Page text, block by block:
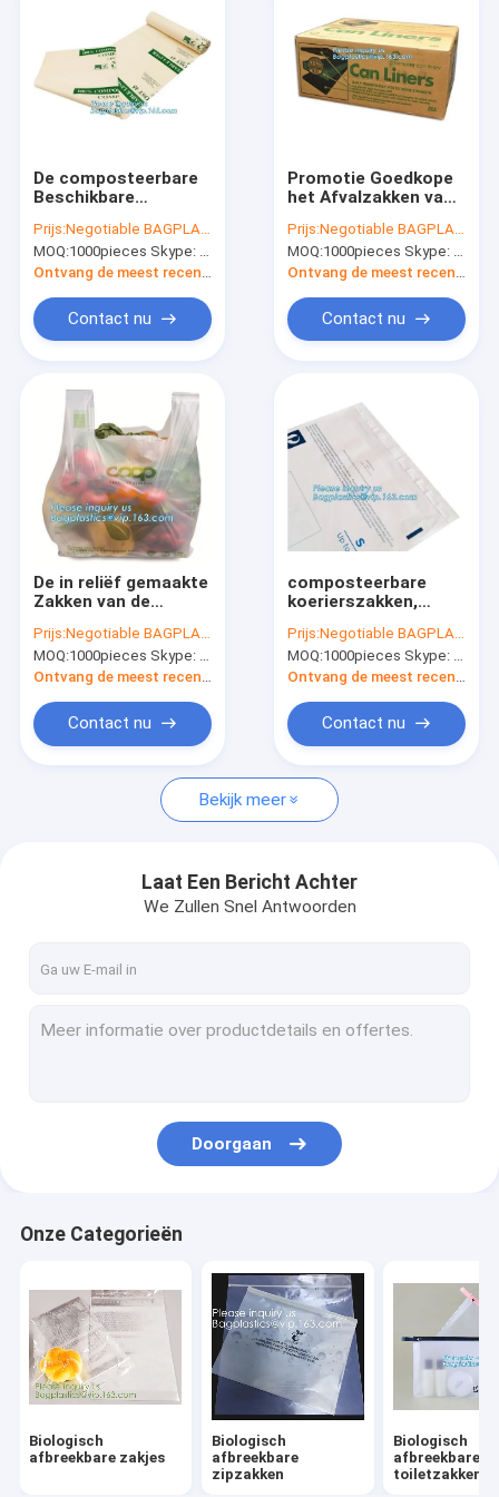
Producten
Ongeveer ons
Fabrieksreis
Verzoek om een Citaat
Biologisch afbreekbare zakjes
Biologisch afbreekbare zipzakken
Biologisch afbreekbare postzakken
Biologisch afbreekbare het Winkelen Zakken
voedsel verpakkingslevering
Herbruikbare duurzame zakken
Medisch verbruiksmateriaal
Verbruiksartikelen voor de automobielindustrie
Kraftzakken Papierdozen
De composteerbare
Beschikbare
afbreekbare Plastic
Douane drukte Vlakke
Vuilniszak,
zakken op zwaar
werk berekende 25KG
Prijs:Negotiable BAGPLASTICS@YAHOO.COM
MOQ:1000pieces Skype: mydearneil
Ontvang de meest recente Prijs
Contact nu
Promotie Goedkope
het Afvalzakken van
Milieuvriendelijke
Composteerbare
Voedsel, zakken van
vriendschappelijke
composteerbare
afbreekbare voedsel
Prijs:Negotiable BAGPLASTICS@YAHOO.COM
MOQ:1000pieces Skype: mydearneil
Ontvang de meest recente Prijs
Contact nu
De in reliëf gemaakte
Zakken van de
compostable
garbage van het
Voedselafval,
afbreekbare de rang
plastic zakken van
het compostvoedsel
Prijs:Negotiable BAGPLASTICS@YAHOO.COM
MOQ:1000pieces Skype: mydearneil
Ontvang de meest recente Prijs
Contact nu
composteerbare
koerierszakken,
afbreekbare
koerierszakken,
maïszetmeelems
postzakken, mailer,
postzakken
Prijs:Negotiable BAGPLASTICS@YAHOO.COM
MOQ:1000pieces Skype: mydearneil
Ontvang de meest recente Prijs
Contact nu
Bekijk meer
Laat Een Bericht Achter
We Zullen Snel Antwoorden
Doorgaan
Onze Categorieën
Biologisch
afbreekbare zakjes
Biologisch
afbreekbare
zipzakken
Biologisch
afbreekbare
toiletzakken